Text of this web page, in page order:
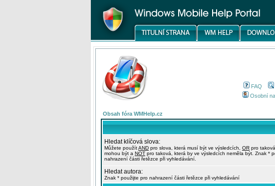
FAQ
Osobní
Obsah fóra WMHelp.cz
Hledat klíčová slova:
Můžete použítAND pro slova, která musí být ve výsledcích, OR pro
mohou být a NOT pro taková, která by ve výsledcích neměla být. Znak *
nahrazení části řetězce při vyhledávání.
Hledat autora:
Znak * použijte pro nahrazení části řetězce při vyhledávání